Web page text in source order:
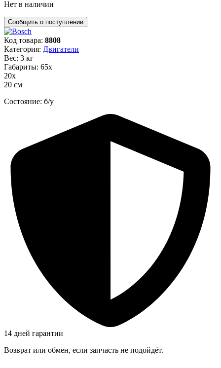
Нет в наличии
Код товара: 8808
Категория: Двигатели
Вес: 3 кг
Габариты: 65х
20х
20 см
Состояние: б/у
14 дней гарантии
Возврат или обмен, если запчасть не подойдёт.